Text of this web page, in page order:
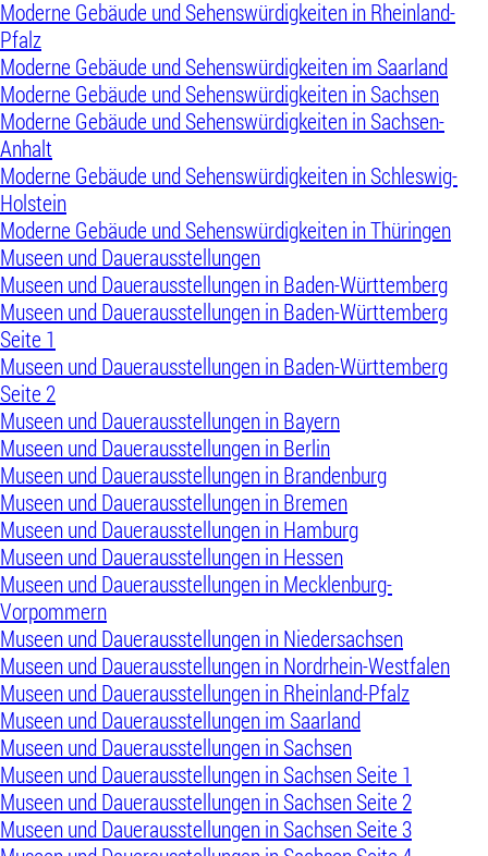
Moderne Gebäude und Sehenswürdigkeiten in Rheinland-
Pfalz
Moderne Gebäude und Sehenswürdigkeiten im Saarland
Moderne Gebäude und Sehenswürdigkeiten in Sachsen
Moderne Gebäude und Sehenswürdigkeiten in Sachsen-
Anhalt
Moderne Gebäude und Sehenswürdigkeiten in Schleswig-
Holstein
Moderne Gebäude und Sehenswürdigkeiten in Thüringen
Museen und Dauerausstellungen
Museen und Dauerausstellungen in Baden-Württemberg
Museen und Dauerausstellungen in Baden-Württemberg
Seite 1
Museen und Dauerausstellungen in Baden-Württemberg
Seite 2
Museen und Dauerausstellungen in Bayern
Museen und Dauerausstellungen in Berlin
Museen und Dauerausstellungen in Brandenburg
Museen und Dauerausstellungen in Bremen
Museen und Dauerausstellungen in Hamburg
Museen und Dauerausstellungen in Hessen
Museen und Dauerausstellungen in Mecklenburg-
Vorpommern
Museen und Dauerausstellungen in Niedersachsen
Museen und Dauerausstellungen in Nordrhein-Westfalen
Museen und Dauerausstellungen in Rheinland-Pfalz
Museen und Dauerausstellungen im Saarland
Museen und Dauerausstellungen in Sachsen
Museen und Dauerausstellungen in Sachsen Seite 1
Museen und Dauerausstellungen in Sachsen Seite 2
Museen und Dauerausstellungen in Sachsen Seite 3